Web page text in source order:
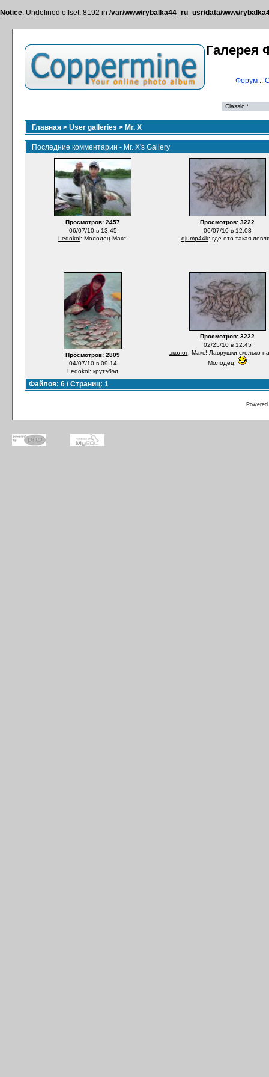
Notice: Undefined offset: 8192 in /var/www/rybalka44_ru_usr/data/www/
Галерея
Форум::
Главная > User galleries > Mr. X
Последние комментарии - Mr. X's Gallery
Просмотров: 2457
06/07/10 в 13:45
Ledokol: Молодец Макс!
Просмотров: 3222
06/07/10 в 12:08
djump44k: где ето такая
Просмотров: 2809
04/07/10 в 09:14
Ledokol: крутэбэл
Просмотров: 3222
02/25/10 в 12:45
эколог: Макс! Лаврушки сколько
Молодец!
Файлов: 6 / Страниц: 1